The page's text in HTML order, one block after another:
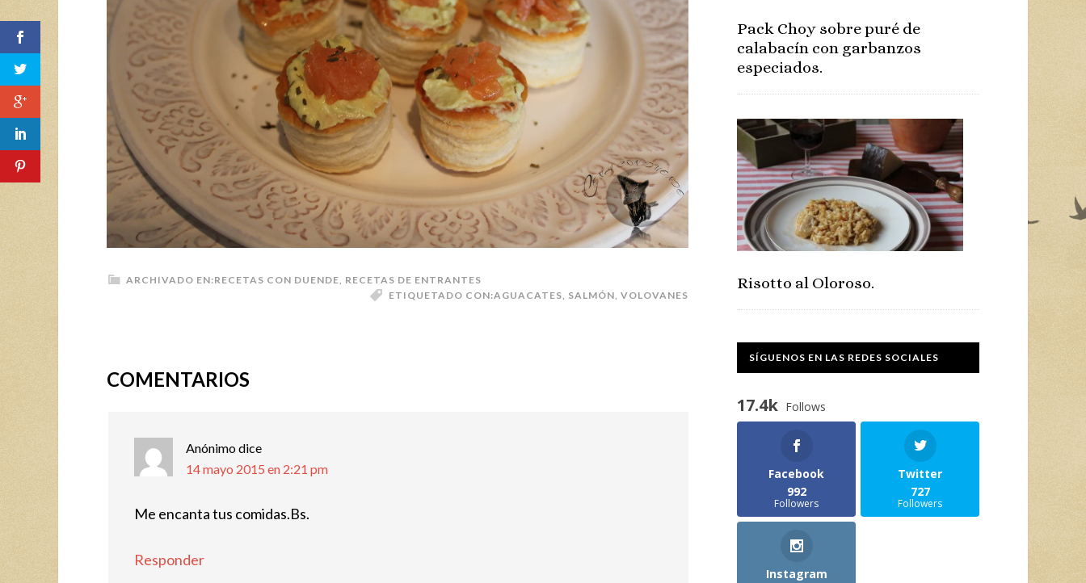
ARCHIVADO EN:RECETAS CON DUENDE RECETAS DE ENTRANTES
ETIQUETADO CON:AGUACATES SALMÓN VOLOVANES
COMENTARIOS
Anónimodice
14 mayo 2015 en 2:21 pm
Me encanta tus comidas.Bs.
Responder
Pack Choy sobre puré de
calabacín con garbanzos
especiados.
Risotto al Oloroso.
SÍGUENOS EN LAS REDES SOCIALES
17.4k Follows
Facebook
992
Followers
Twitter
727
Followers
Instagram